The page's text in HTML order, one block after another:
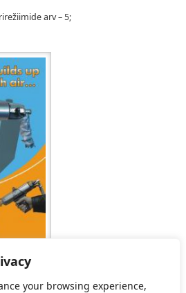
your browsing experience,
arv – 5;